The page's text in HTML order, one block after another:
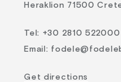
Heraklion 71500
Tel: +30 2810 522000
Email :
Get directions